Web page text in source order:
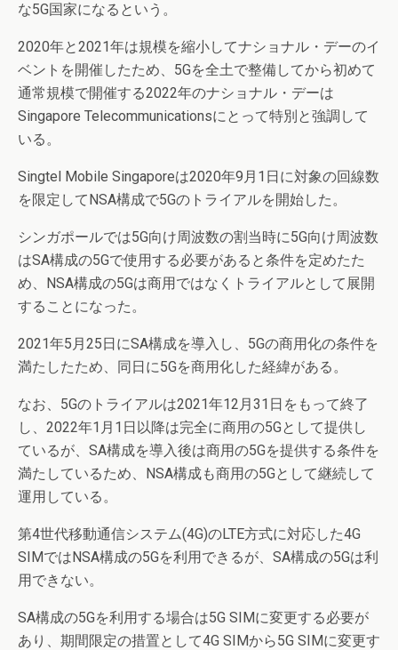
な5G国家になるという。
2020年と2021年は規模を縮小してナショナル・デーのイ
ベントを開催したため、5Gを全土で整備してから初めて
通常規模で開催する2022年のナショナル・デーは
Singapore Telecommunicationsにとって特別と強調して
いる。
Singtel Mobile Singaporeは2020年9月1日に対象の回線数
を限定してNSA構成で5Gのトライアルを開始した。
シンガポールでは5G向け周波数の割当時に5G向け周波数
はSA構成の5Gで使用する必要があると条件を定めたた
め、NSA構成の5Gは商用ではなくトライアルとして展開
することになった。
2021年5月25日にSA構成を導入し、5Gの商用化の条件を
満たしたため、同日に5Gを商用化した経緯がある。
なお、5Gのトライアルは2021年12月31日をもって終了
し、2022年1月1日以降は完全に商用の5Gとして提供し
ているが、SA構成を導入後は商用の5Gを提供する条件を
満たしているため、NSA構成も商用の5Gとして継続して
運用している。
第4世代移動通信システム(4G)のLTE方式に対応した4G
SIMではNSA構成の5Gを利用できるが、SA構成の5Gは利
用できない。
SA構成の5Gを利用する場合は5G SIMに変更する必要が
あり、期間限定の措置として4G SIMから5G SIMに変更す